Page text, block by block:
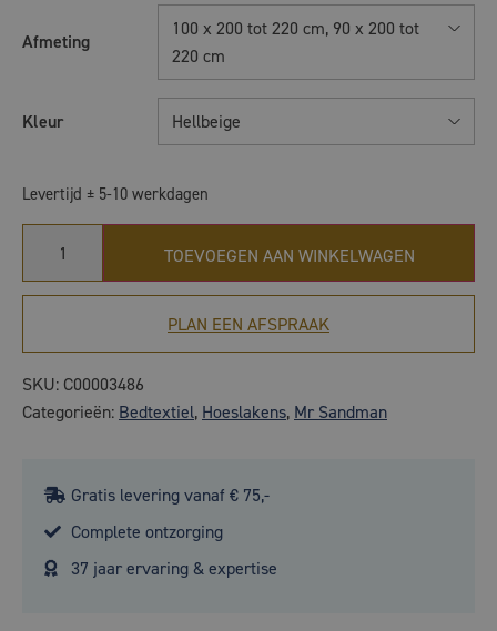
Afmeting
100 x 200 tot 220 cm, 90 x 200 tot
220 cm
Kleur Hellbeige
Levertijd ± 5-10 werkdagen
TOEVOEGEN AAN WINKELWAGEN
PLAN EEN AFSPRAAK
SKU: C00003486
Categorieën: Bedtextiel, Hoeslakens, Mr Sandman
Gratis levering vanaf € 75,-
Complete ontzorging
37 jaar ervaring & expertise